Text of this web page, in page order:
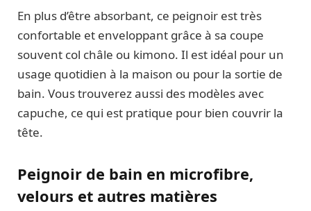
En plus d’être absorbant, ce peignoir est très
confortable et enveloppant grâce à sa coupe
souvent col châle ou kimono. Il est idéal pour un
usage quotidien à la maison ou pour la sortie de
bain. Vous trouverez aussi des modèles avec
capuche, ce qui est pratique pour bien couvrir la
tête.
Peignoir de bain en microfibre,
velours et autres matières